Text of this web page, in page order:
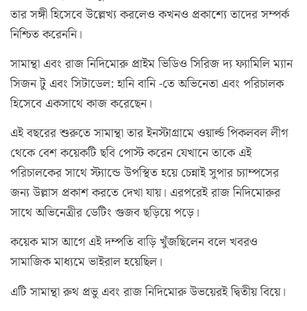
তার সঙ্গী হিসেবে উল্লেখ্য করলেও কখনও প্রকাশ্যে তাদের সম্পর্ক
নিশ্চিত করেননি।
সামান্থা এবং রাজ নিদিমোরু প্রাইম ভিডিও সিরিজ দ্য ফ্যামিলি ম্যান
সিজন টু এবং সিটাডেল: হানি বানি -তে অভিনেতা এবং পরিচালক
হিসেবে একসাথে কাজ করেছেন।
এই বছরের শুরুতে সামান্থা তার ইনস্টাগ্রামে ওয়ার্ল্ড পিকলবল লীগ
থেকে বেশ কয়েকটি ছবি পোস্ট করেন যেখানে তাকে এই
পরিচালকের সাথে স্ট্যান্ডে উপস্থিত হয়ে চেন্নাই সুপার চ্যাম্পসের
জন্য উল্লাস প্রকাশ করতে দেখা যায়। এরপরেই রাজ নিদিমোরুর
সাথে অভিনেত্রীর ডেটিং গুজব ছড়িয়ে পড়ে।
কয়েক মাস আগে এই দম্পতি বাড়ি খুঁজছিলেন বলে খবরও
সামাজিক মাধ্যমে ভাইরাল হয়েছিল।
এটি সামান্থা রুথ প্রভু এবং রাজ নিদিমোরু উভয়েরই দ্বিতীয় বিয়ে।